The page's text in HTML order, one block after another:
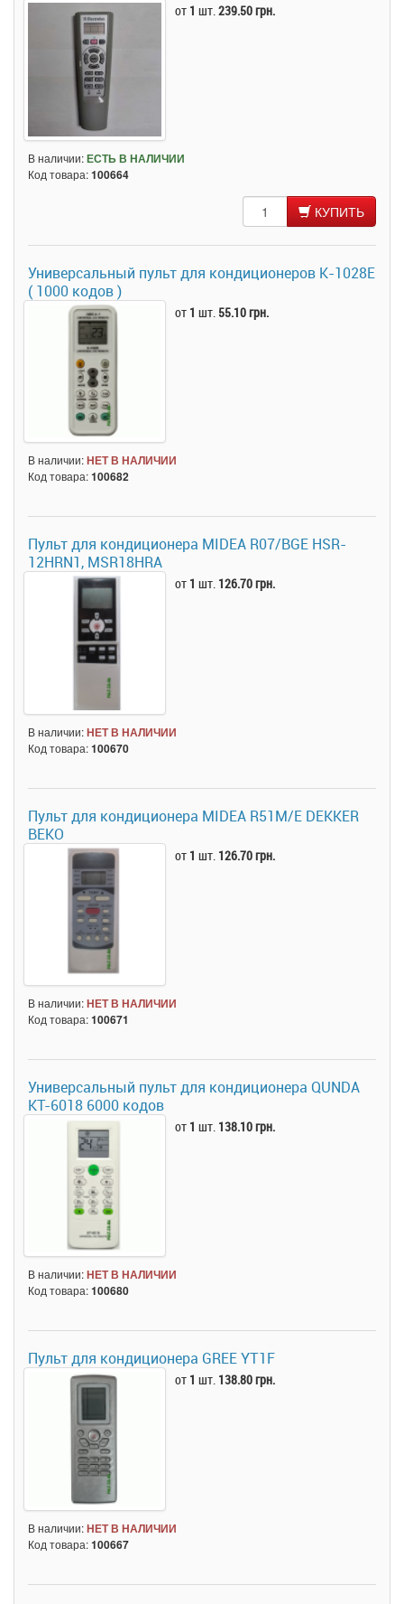
от 1 шт.239.50 грн.
В наличии:ЕСТЬ В НАЛИЧИИ
Код товара:100664
КУПИТЬ
Универсальный пульт для кондиционеров K-1028E
( 1000 кодов )
от 1 шт. 55.10 грн.
В наличии:НЕТ В НАЛИЧИИ
Код товара:100682
Пульт для кондиционера MIDEA R07/BGE HSR-
12HRN1, MSR18HRA
от 1 шт. 126.70 грн.
В наличии:НЕТ В НАЛИЧИИ
Код товара:100670
Пульт для кондиционера MIDEA R51M/E DEKKER
BEKO
от 1 шт. 126.70 грн.
В наличии:НЕТ В НАЛИЧИИ
Код товара:100671
Универсальный пульт для кондиционера QUNDA
KT-6018 6000 кодов
от 1 шт. 138.10 грн.
В наличии:НЕТ В НАЛИЧИИ
Код товара:100680
Пульт для кондиционера GREE YT1F
от 1 шт. 138.80 грн.
В наличии:НЕТ В НАЛИЧИИ
Код товара:100667